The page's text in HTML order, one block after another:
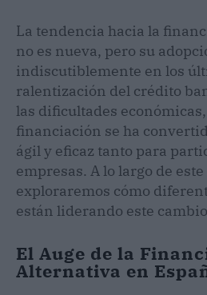
La tendencia hacia la
no es nueva, pero su
indiscutiblemente en los
ralentización del crédito
las dificultades
financiación se ha
ágil y eficaz tanto para
empresas. A lo largo de
exploraremos cómo
están liderando este
El Auge de la
Alternativa en